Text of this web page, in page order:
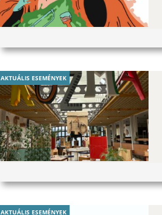
AKTUÁLIS ESEMÉNYEK
AKTUÁLIS ESEMÉNYEK